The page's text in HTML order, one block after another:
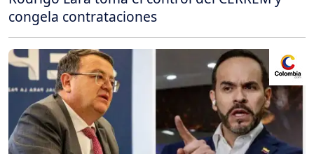
congela contrataciones